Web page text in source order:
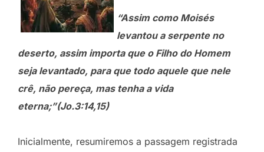
“Assim como Moisés
levantou a serpente no
deserto, assim importa que o Filho do Homem
seja levantado, para que todo aquele que nele
crê, não pereça, mas tenha a vida
eterna;”(Jo.3:14,15)
Inicialmente, resumiremos a passagem registrada